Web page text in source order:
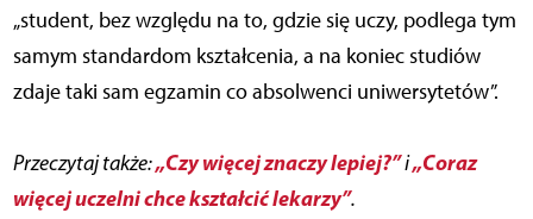
„student, bez względu na to, gdzie się uczy, podlega tym
samym standardom kształcenia, a na koniec studiów
zdaje taki sam egzamin co absolwenci uniwersytetów”.
Przeczytaj także:„Czy więcej znaczy lepiej?”i„Coraz
więcej uczelni chce kształcić lekarzy”.